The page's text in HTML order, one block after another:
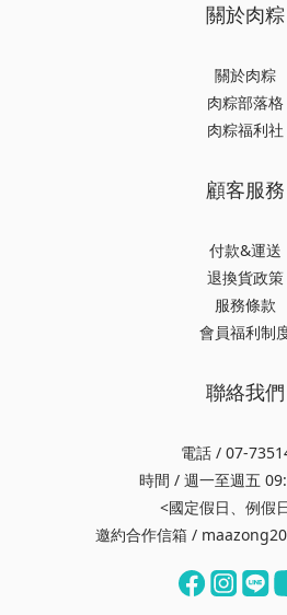
關於肉粽
關於肉粽
肉粽部落格
肉粽福利社
顧客服務
付款&運送
退換貨政策
服務條款
會員福利制
聯絡我們
電話 / 07-
時間 / 週一至週五
<國定假日、例假
邀約合作信箱 /